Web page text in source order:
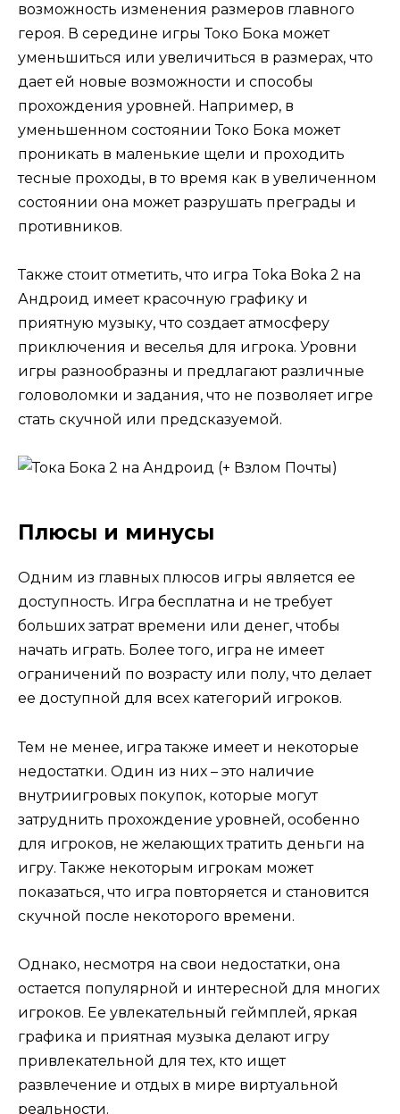
возможность изменения размеров главного
героя. В середине игры Токо Бока может
уменьшиться или увеличиться в размерах, что
дает ей новые возможности и способы
прохождения уровней. Например, в
уменьшенном состоянии Токо Бока может
проникать в маленькие щели и проходить
тесные проходы, в то время как в увеличенном
состоянии она может разрушать преграды и
противников.
Также стоит отметить, что игра Toka Boka 2 на
Андроид имеет красочную графику и
приятную музыку, что создает атмосферу
приключения и веселья для игрока. Уровни
игры разнообразны и предлагают различные
головоломки и задания, что не позволяет игре
стать скучной или предсказуемой.
Плюсы и минусы
Одним из главных плюсов игры является ее
доступность. Игра бесплатна и не требует
больших затрат времени или денег, чтобы
начать играть. Более того, игра не имеет
ограничений по возрасту или полу, что делает
ее доступной для всех категорий игроков.
Тем не менее, игра также имеет и некоторые
недостатки. Один из них – это наличие
внутриигровых покупок, которые могут
затруднить прохождение уровней, особенно
для игроков, не желающих тратить деньги на
игру. Также некоторым игрокам может
показаться, что игра повторяется и становится
скучной после некоторого времени.
Однако, несмотря на свои недостатки, она
остается популярной и интересной для многих
игроков. Ее увлекательный геймплей, яркая
графика и приятная музыка делают игру
привлекательной для тех, кто ищет
развлечение и отдых в мире виртуальной
реальности.